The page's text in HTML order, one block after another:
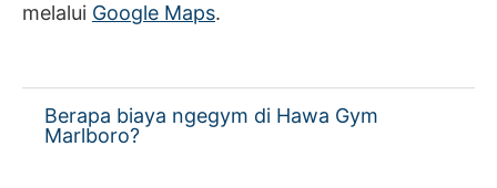
melalui Google Maps.
Berapa biaya ngegym di Hawa Gym
Marlboro?